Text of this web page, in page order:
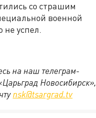
со страшим
военной
успел.
на наш телеграм-
Новосибирск»,
nsk@tsargrad.tv